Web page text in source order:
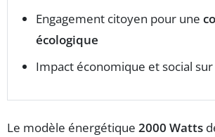
Engagement citoyen pour une
écologique
Impact économique et social sur
Le modèle énergétique 2000 Watts